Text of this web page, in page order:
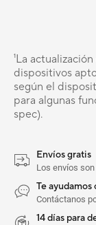
¹La
dispositivos
según el
para algunas
spec).
Envíos gratis
Los envíos
Te
Contáctanos
14 días para